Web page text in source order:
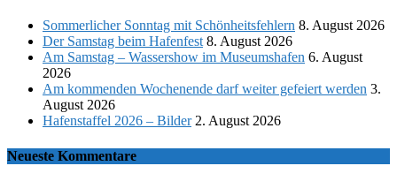
Sommerlicher Sonntag mit Schönheitsfehlern 8. August 2026
Der Samstag beim Hafenfest 8. August 2026
Am Samstag – Wassershow im Museumshafen 6. August
2026
Am kommenden Wochenende darf weiter gefeiert werden 3.
August 2026
Hafenstaffel 2026 – Bilder 2. August 2026
Neueste Kommentare